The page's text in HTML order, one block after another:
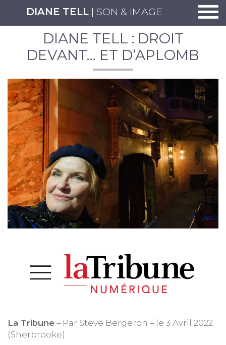
DIANE TELL| SON & IMAGE
DIANE TELL : DROIT
DEVANT… ET D’APLOMB
La Tribune – Par Steve Bergeron – le 3 Avril 2022
(Sherbrooke)